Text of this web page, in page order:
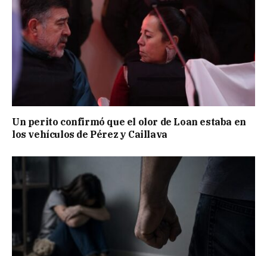
Un perito confirmó que el olor de Loan estaba en
los vehículos de Pérez y Caillava